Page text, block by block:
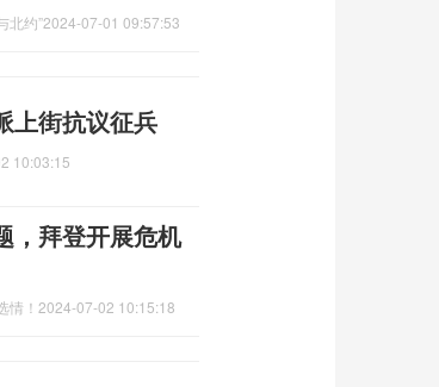
北约”2024-07-01 09:57:53
上街抗议征兵
10:03:15
，拜登开展危机
情！ 2024-07-02 10:15:18